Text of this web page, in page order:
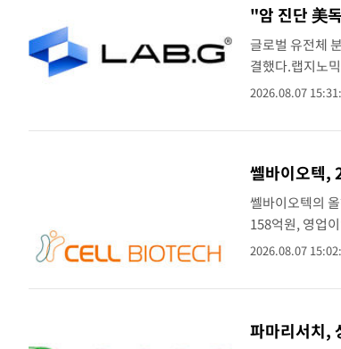
"암 진단 美
글로벌 유전체
결했다.랩지노
선스 계약을 체
2026.08.07
쎌바이오텍
쎌바이오텍의
158억원, 영업
32.8%, 영업이
2026.08.07
파마리서치,